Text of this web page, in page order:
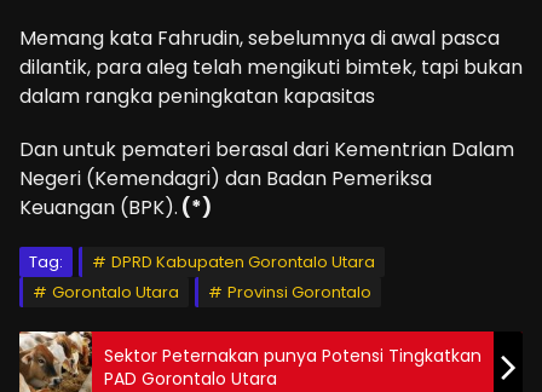
Memang kata Fahrudin, sebelumnya di awal pasca
dilantik, para aleg telah mengikuti bimtek, tapi bukan
dalam rangka peningkatan kapasitas
Dan untuk pemateri berasal dari Kementrian Dalam
Negeri (Kemendagri) dan Badan Pemeriksa
Keuangan (BPK). (*)
Tag:
DPRD Kabupaten Gorontalo Utara
Gorontalo Utara
Provinsi Gorontalo
Sektor Peternakan punya Potensi Tingkatkan
PAD Gorontalo Utara